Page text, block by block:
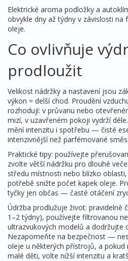
Elektrické aroma podložky a
obvykle dny až týdny v závislosti
oleje.
Co ovlivňuje
prodloužit
Velikost nádržky a nastavení jsou
výkon = delší chod. Proudění
rozhodují: v průvanu nebo
mizí, v uzavřeném pokoji vydrží
mění intenzitu i spotřebu — čisté
intenzivnější než parfémované
Praktické tipy: používejte
zvolte větší nádržku pro dlouhé
středu místnosti nebo blízko
potřebě snižte počet kapek oleje.
tyčky jen občas — časté otáčení
Údržba prodlužuje život: pravidelně
1–2 týdny), používejte filtrovanou
ultrazvukových modelů a dodržujte
Nezapomeňte na bezpečnost —
oleje u některých přístrojů, a pokud
malé děti, volte nižší intenzitu a